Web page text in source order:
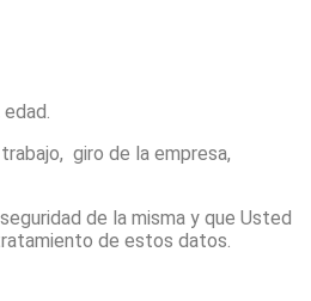
giro de la empresa,
de la misma y que Usted
de estos datos.